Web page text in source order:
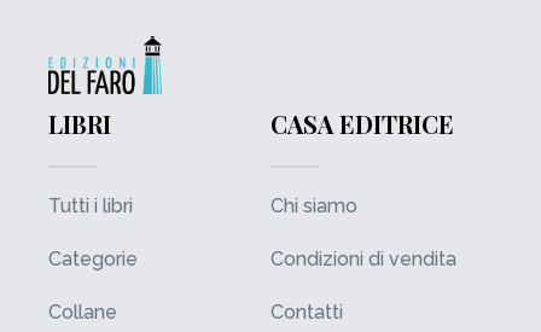
LIBRI
Tutti i libri
Categorie
Collane
CASA EDITRICE
Chi siamo
Condizioni di vendita
Contatti